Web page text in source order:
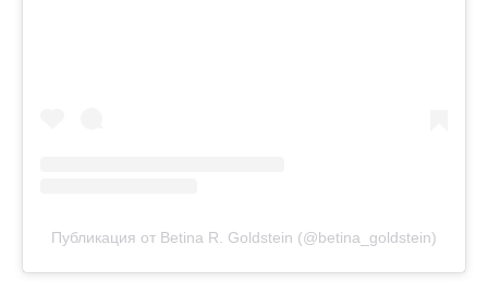
Публикация от Betina R. Goldstein (@betina_goldstein)